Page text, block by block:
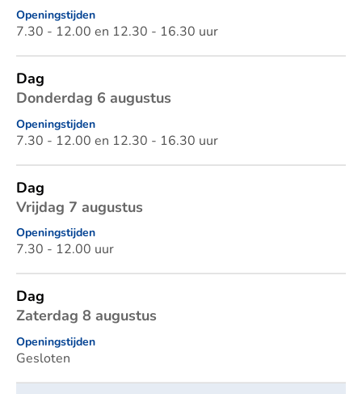
Openingstijden
7.30 - 12.00 en 12.30 - 16.30 uur
Dag
Donderdag 6 augustus
Openingstijden
7.30 - 12.00 en 12.30 - 16.30 uur
Dag
Vrijdag 7 augustus
Openingstijden
7.30 - 12.00 uur
Dag
Zaterdag 8 augustus
Openingstijden
Gesloten